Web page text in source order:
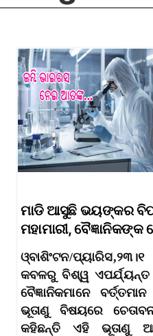
ମାଡି ଆସୁଛି ଭୟଙ୍କର
ମହାମାରୀ, ବୈଜ୍ଞାନିକଙ୍କ
ଓ୍ବାଶିଂଟନ/
କବଳରୁ ବିଶ୍ୱ ଏପର୍ଯ୍ୟନ୍ତ
ବୈଜ୍ଞାନିକମାନେ
ଭୂତାଣୁ ବିଷୟରେ
କହିଛନ୍ତି ଏହି ଭୂତାଣୁ